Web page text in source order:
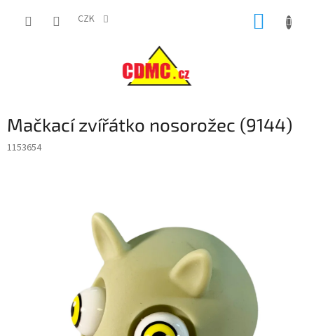
CZK
Mačkací zvířátko nosorožec (9144)
1153654